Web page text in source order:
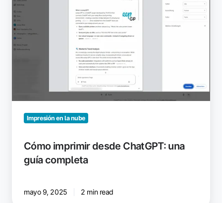
desde
ChatGPT:
una
guía
completa
Impresión en la nube
Cómo imprimir desde ChatGPT: una
guía completa
mayo 9, 2025 2 min read